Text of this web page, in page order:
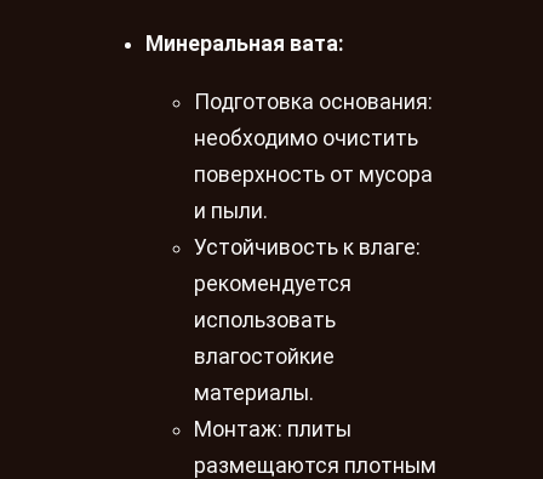
Минеральная вата:
Подготовка основания:
необходимо очистить
поверхность от мусора
и пыли.
Устойчивость к влаге:
рекомендуется
использовать
влагостойкие
материалы.
Монтаж: плиты
размещаются плотным